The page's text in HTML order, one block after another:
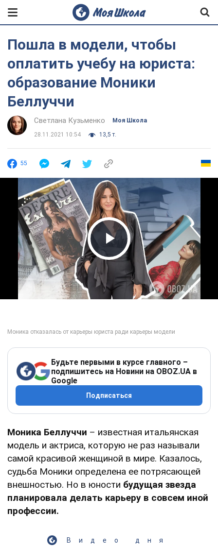
Пошла в модели, чтобы
оплатить учебу на юриста:
образование Моники
Беллуччи
Светлана Кузьменко Моя Школа
28.11.2021 10:54 13,5 т.
55
Play Video
Будьте первыми в курсе главного –
подпишитесь на Новини на OBOZ.UA в
Google
Подписаться
Моника Беллуччи – известная итальянская
модель и актриса, которую не раз называли
самой красивой женщиной в мире. Казалось,
судьба Моники определена ее потрясающей
внешностью. Но в юности будущая звезда
планировала делать карьеру в совсем иной
профессии.
Видео дня